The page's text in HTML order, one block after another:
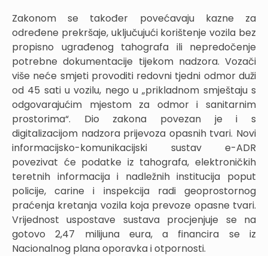
Zakonom se također povećavaju kazne za
određene prekršaje, uključujući korištenje vozila bez
propisno ugrađenog tahografa ili nepredočenje
potrebne dokumentacije tijekom nadzora. Vozači
više neće smjeti provoditi redovni tjedni odmor duži
od 45 sati u vozilu, nego u „prikladnom smještaju s
odgovarajućim mjestom za odmor i sanitarnim
prostorima“. Dio zakona povezan je i s
digitalizacijom nadzora prijevoza opasnih tvari. Novi
informacijsko-komunikacijski sustav e-ADR
povezivat će podatke iz tahografa, elektroničkih
teretnih informacija i nadležnih institucija poput
policije, carine i inspekcija radi geoprostornog
praćenja kretanja vozila koja prevoze opasne tvari.
Vrijednost uspostave sustava procjenjuje se na
gotovo 2,47 milijuna eura, a financira se iz
Nacionalnog plana oporavka i otpornosti.